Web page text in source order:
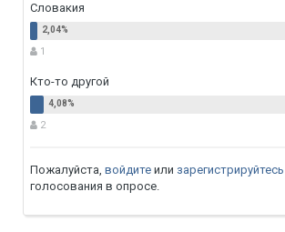
Словакия
1
Кто-то другой
2
Пожалуйста, войдите или зарегистрируйтесь
голосования в опросе.